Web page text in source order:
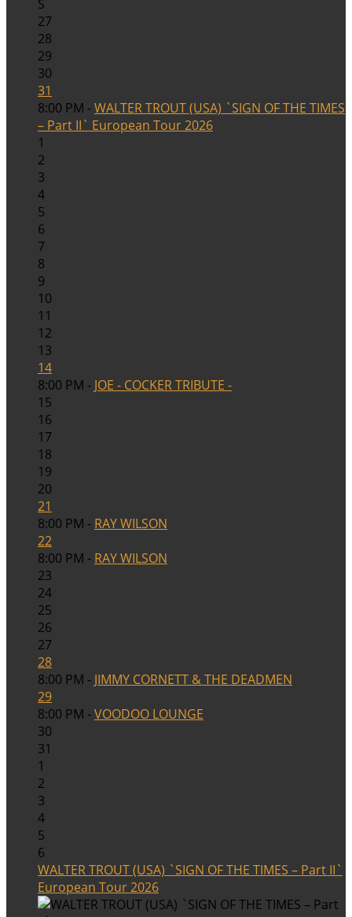
S
27
28
29
30
31
8:00 PM -WALTER TROUT (USA) `SIGN OF THE TIMES
– Part II` European Tour 2026
1
2
3
4
5
6
7
8
9
10
11
12
13
14
8:00 PM - JOE - COCKER TRIBUTE -
15
16
17
18
19
20
21
8:00 PM - RAY WILSON
22
8:00 PM - RAY WILSON
23
24
25
26
27
28
8:00 PM - JIMMY CORNETT & THE DEADMEN
29
8:00 PM -VOODOO LOUNGE
30
31
1
2
3
4
5
6
WALTER TROUT (USA) `SIGN OF THE TIMES – Part II`
European Tour 2026